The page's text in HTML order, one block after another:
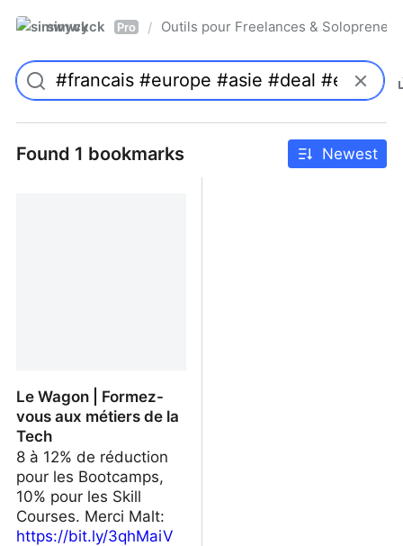
simwyck Pro / Outils pour Freelances &
Found 1 bookmarks Newest
Le Wagon | Formez-
vous aux métiers de la
Tech
8 à 12% de réduction
pour les Bootcamps,
10% pour les Skill
Courses. Merci Malt:
https://bit.ly/3qhMaiV